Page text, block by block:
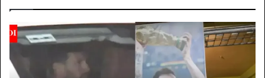
లి
యో
ల్